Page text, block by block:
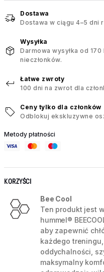
Dostawa
Dostawa w ciągu 4–5 dni
Wysyłka
Darmowa wysyłka od
nieczłonków.
Łatwe zwroty
100 dni na zwrot dla
Ceny tylko dla członków
Odblokuj ekskluzywne
Metody płatności
KORZYŚCI
Bee Cool
Ten produkt jest
hummel®
aby zapewnić
każdego
oddychalności,
maksymalny